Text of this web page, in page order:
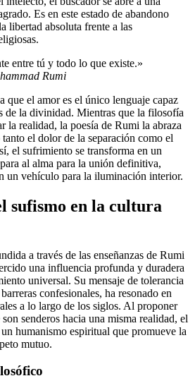
Es en este estado de abandono
libertad absoluta frente a las
entre tú y todo lo que existe.»
Rumi
que el amor es el único lenguaje capaz
de la divinidad. Mientras que la filosofía
la realidad, la poesía de Rumi la abraza
el dolor de la separación como el
el sufrimiento se transforma en un
al alma para la unión definitiva,
un vehículo para la iluminación interior.
sufismo en la cultura
a través de las enseñanzas de Rumi
una influencia profunda y duradera
universal. Su mensaje de tolerancia
confesionales, ha resonado en
a lo largo de los siglos. Al proponer
senderos hacia una misma realidad, el
humanismo espiritual que promueve la
mutuo.